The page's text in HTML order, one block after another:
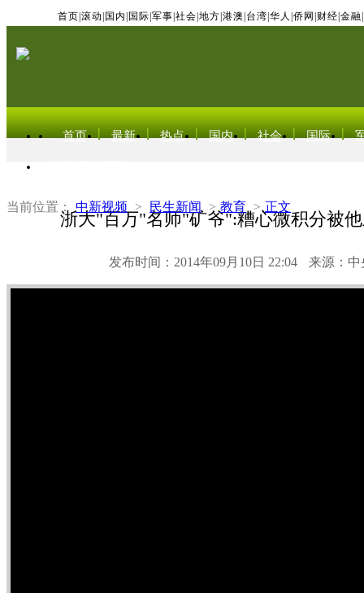
首页 滚动 国内 国际 军事 社会 地方 港澳 台湾 华人 侨网 财经 金融
首页 最新 热点 国内 社会 国际
当前位置： 中新视频 > 民生新闻 > 教育 > 正文
浙大"百万"名师"矿爷":糟心微积分被
发布时间：2014年09月10日 22:04 来源：中